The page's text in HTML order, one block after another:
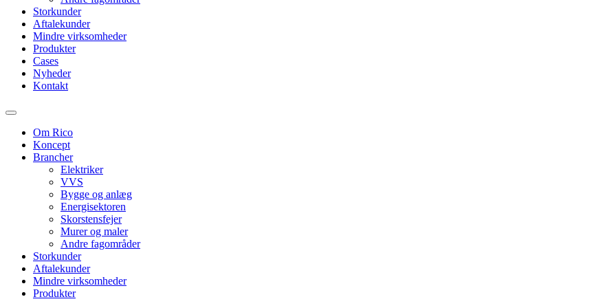
Storkunder
Aftalekunder
Mindre virksomheder
Produkter
Cases
Nyheder
Kontakt
Om Rico
Koncept
Brancher
Elektriker
VVS
Bygge og anlæg
Energisektoren
Skorstensfejer
Murer og maler
Andre fagområder
Storkunder
Aftalekunder
Mindre virksomheder
Produkter